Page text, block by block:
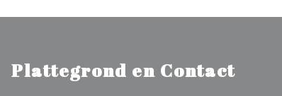
Plattegrond en Contact